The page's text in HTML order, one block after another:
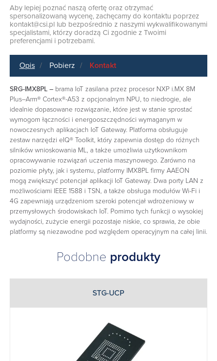
Aby lepiej poznać naszą ofertę oraz otrzymać
spersonalizowaną wycenę, zachęcamy do kontaktu poprzez
kontakt@csi.pl lub bezpośrednio z naszymi wykwalifikowanymi
specjalistami, którzy doradzą Ci zgodnie z Twoimi
preferencjami i potrzebami.
Opis Pobierz Kontakt
SRG-IMX8PL – brama IoT zasilana przez procesor NXP i.MX 8M
Plus–Arm® Cortex®-A53 z opcjonalnym NPU, to niedrogie, ale
idealnie dopasowane rozwiązanie, które jest w stanie sprostać
wymogom łączności i energooszczędności wymaganym w
nowoczesnych aplikacjach IoT Gateway. Platforma obsługuje
zestaw narzędzi eIQ® Toolkit, który zapewnia dostęp do różnych
silników wnioskowania ML, a także umożliwia użytkownikom
opracowywanie rozwiązań uczenia maszynowego. Zarówno na
poziomie płyty, jak i systemu, platformy IMX8PL firmy AAEON
mogą zwiększyć potencjał aplikacji IoT Gateway. Dwa porty LAN z
możliwościami IEEE 1588 i TSN, a także obsługa modułów Wi-Fi i
4G zapewniają urządzeniom szeroki potencjał wdrożeniowy w
przemysłowych środowiskach IoT. Pomimo tych funkcji o wysokiej
wydajności, zużycie energii pozostaje niskie, co sprawia, że ​​obie
platformy są niezawodne pod względem operacyjnym na całej linii.
Podobne produkty
STG-UCP